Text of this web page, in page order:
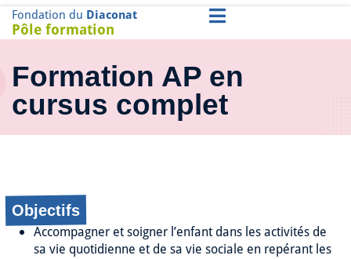
Fondation du Diaconat
Pôle formation
Formation AP en
cursus complet
Objectifs
Accompagner et soigner l’enfant dans les activités de
sa vie quotidienne et de sa vie sociale en repérant les